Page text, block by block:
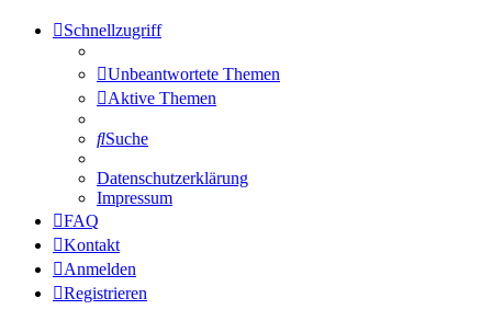
Schnellzugriff
Unbeantwortete Themen
Aktive Themen
Suche
Datenschutzerklärung
Impressum
FAQ
Kontakt
Anmelden
Registrieren